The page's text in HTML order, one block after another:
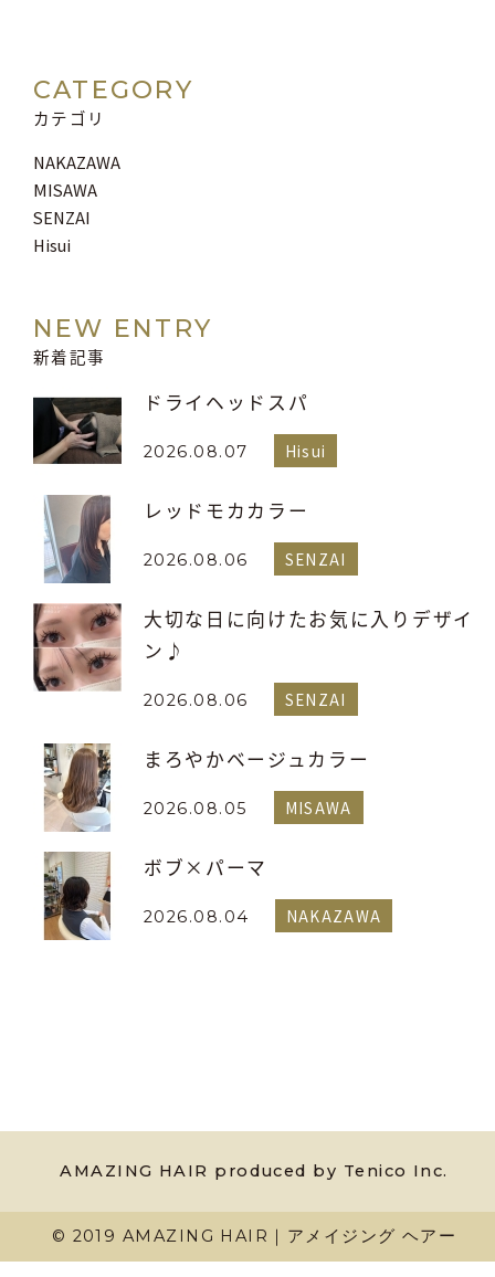
CATEGORY
カテゴリ
NAKAZAWA
MISAWA
SENZAI
Hisui
NEW ENTRY
新着記事
ドライヘッドスパ
2026.08.07 Hisui
レッドモカカラー
2026.08.06 SENZAI
大切な日に向けたお気に入りデザイ
ン♪
2026.08.06 SENZAI
まろやかベージュカラー
2026.08.05 MISAWA
ボブ×パーマ
2026.08.04 NAKAZAWA
AMAZING HAIR produced by Tenico Inc.
© 2019 AMAZING HAIR｜アメイジング ヘアー